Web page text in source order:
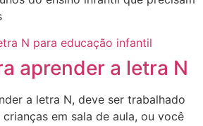
aprender a letra N
a letra N, deve ser trabalhado
em sala de aula, ou você